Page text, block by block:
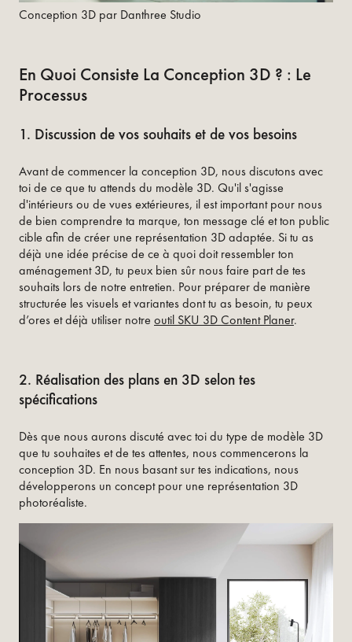
Conception 3D par Danthree Studio
En Quoi Consiste La Conception 3D ? : Le
Processus
1. Discussion de vos souhaits et de vos besoins
Avant de commencer la conception 3D, nous discutons avec
toi de ce que tu attends du modèle 3D. Qu'il s'agisse
d'intérieurs ou de vues extérieures, il est important pour nous
de bien comprendre ta marque, ton message clé et ton public
cible afin de créer une représentation 3D adaptée. Si tu as
déjà une idée précise de ce à quoi doit ressembler ton
aménagement 3D, tu peux bien sûr nous faire part de tes
souhaits lors de notre entretien. Pour préparer de manière
structurée les visuels et variantes dont tu as besoin, tu peux
d’ores et déjà utiliser notre outil SKU 3D Content Planer.
2. Réalisation des plans en 3D selon tes
spécifications
Dès que nous aurons discuté avec toi du type de modèle 3D
que tu souhaites et de tes attentes, nous commencerons la
conception 3D. En nous basant sur tes indications, nous
développerons un concept pour une représentation 3D
photoréaliste.